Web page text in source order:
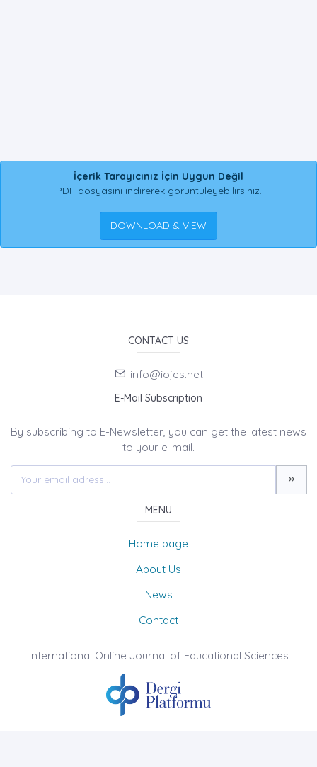
İçerik Tarayıcınız İçin Uygun Değil
PDF dosyasını indirerek görüntüleyebilirsiniz.
DOWNLOAD & VIEW
CONTACT US
info@iojes.net
E-Mail Subscription
By subscribing to E-Newsletter, you can get the latest news
to your e-mail.
MENU
Home page
About Us
News
Contact
International Online Journal of Educational Sciences